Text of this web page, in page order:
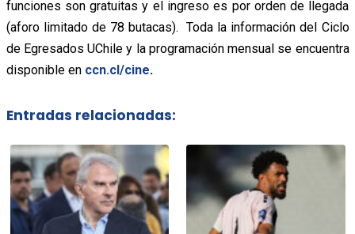
funciones son gratuitas y el ingreso es por orden de llegada
(aforo limitado de 78 butacas). Toda la información del Ciclo
de Egresados UChile y la programación mensual se encuentra
disponible en ccn.cl/cine.
Entradas relacionadas: